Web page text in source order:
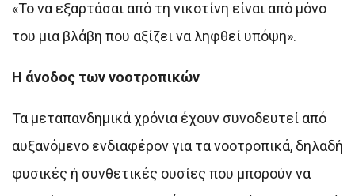
«Το να εξαρτάσαι από τη νικοτίνη είναι από μόνο
του μια βλάβη που αξίζει να ληφθεί υπόψη».
Η άνοδος των νοοτροπικών
Τα μεταπανδημικά χρόνια έχουν συνοδευτεί από
αυξανόμενο ενδιαφέρον για τα νοοτροπικά, δηλαδή
φυσικές ή συνθετικές ουσίες που μπορούν να